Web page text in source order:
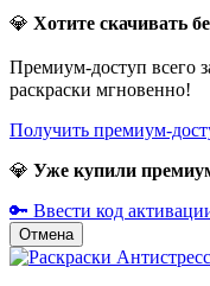
💎 Хотите скачивать
Премиум-доступ всего
раскраски мгновенно!
Получить премиум-
💎 Уже купили
🔑 Ввести код
Отмена